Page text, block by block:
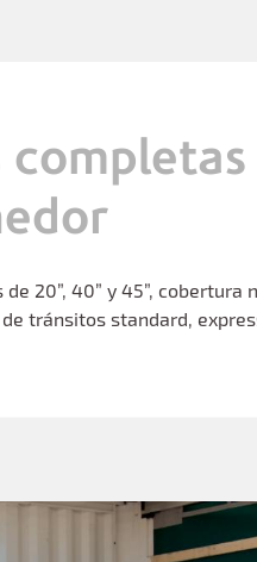
completas
de 20”, 40” y 45”,
tránsitos standard,